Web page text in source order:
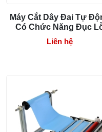
Máy Cắt Dây Đai Tự
Có Chức Năng Đục
ONE-100-DL
Liên hệ